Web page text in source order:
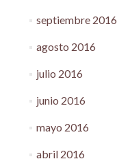
septiembre 2016
agosto 2016
julio 2016
junio 2016
mayo 2016
abril 2016